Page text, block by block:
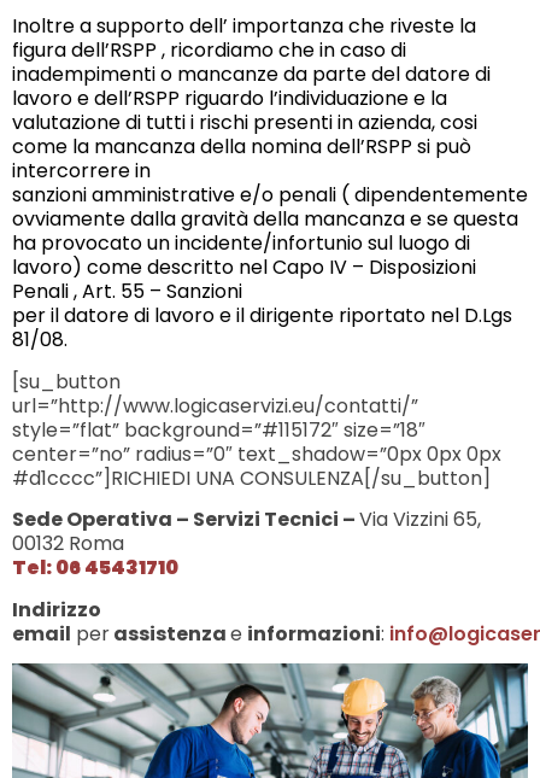
Inoltre a supporto dell’ importanza che riveste la
figura dell’RSPP , ricordiamo che in caso di
inadempimenti o mancanze da parte del datore di
lavoro e dell’RSPP riguardo l’individuazione e la
valutazione di tutti i rischi presenti in azienda, cosi
come la mancanza della nomina dell’RSPP si può
intercorrere in
sanzioni amministrative e/o penali ( dipendentemente
ovviamente dalla gravità della mancanza e se questa
ha provocato un incidente/infortunio sul luogo di
lavoro) come descritto nel Capo IV – Disposizioni
Penali , Art. 55 – Sanzioni
per il datore di lavoro e il dirigente riportato nel D.Lgs
81/08.
[su_button
url=”http://www.logicaservizi.eu/contatti/”
style=”flat” background=”#115172″ size=”18″
center=”no” radius=”0″ text_shadow=”0px 0px 0px
#d1cccc”]RICHIEDI UNA CONSULENZA[/su_button]
Sede Operativa – Servizi Tecnici –Via Vizzini 65,
00132 Roma
Tel: 06 45431710
Indirizzo
email perassistenzae informazioni: